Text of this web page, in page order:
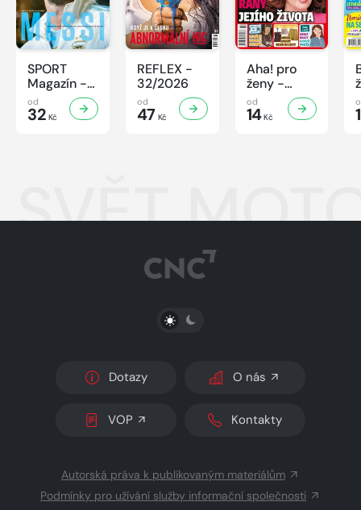
SPORT
Magazín -
32/2026
od
32 Kč
REFLEX -
32/2026
od
47 Kč
Aha! pro
ženy -
32/2026
od
14Kč
SVĚT
PŘEPNOUT SVĚTLÝ/TMAVÝ REŽIM
Dotazy O nás
VOP Kontakty
Autorská práva k publikovaným materiálům
Podmínky pro užívání služby informační společnosti